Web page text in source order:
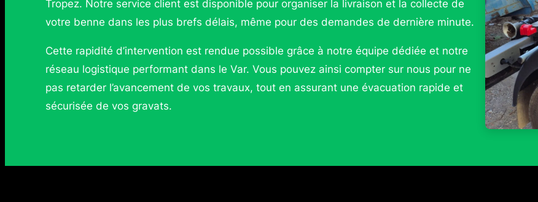
Tropez. Notre service client est disponible pour organiser la livraison et la collecte de
votre benne dans les plus brefs délais, même pour des demandes de dernière minute.
Cette rapidité d’intervention est rendue possible grâce à notre équipe dédiée et notre
réseau logistique performant dans le Var. Vous pouvez ainsi compter sur nous pour ne
pas retarder l’avancement de vos travaux, tout en assurant une évacuation rapide et
sécurisée de vos gravats.